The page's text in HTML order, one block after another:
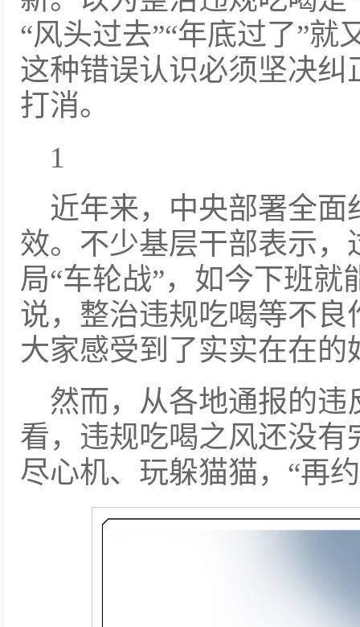
“风头过去”“年底过了”
这种错误认识必须坚决
打消。
1
近年来，中央部署全面
效。不少基层干部表示
局“车轮战”，如今下班
说，整治违规吃喝等不良
大家感受到了实实在在的
然而，从各地通报的
看，违规吃喝之风还没
尽心机、玩躲猫猫，“再